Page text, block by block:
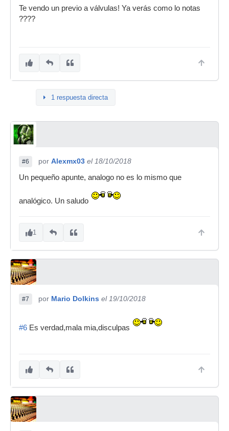
Te vendo un previo a válvulas! Ya verás como lo notas
????
1 respuesta directa
#6 por Alexmx03 el 18/10/2018
Un pequeño apunte, analogo no es lo mismo que
analógico. Un saludo
1
#7 por Mario Dolkins el 19/10/2018
#6 Es verdad,mala mia,disculpas